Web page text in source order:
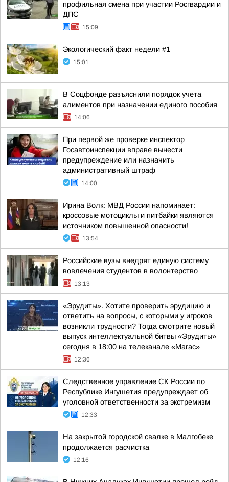
профильная смена при участии Росгвардии и
ДПС
15:09
Экологический факт недели #1
15:01
В Соцфонде разъяснили порядок учета
алиментов при назначении единого пособия
14:06
При первой же проверке инспектор
Госавтоинспекции вправе вынести
предупреждение или назначить
административный штраф
14:00
Ирина Волк: МВД России напоминает:
кроссовые мотоциклы и питбайки являются
источником повышенной опасности!
13:54
Российские вузы внедрят единую систему
вовлечения студентов в волонтерство
13:13
«Эрудиты». Хотите проверить эрудицию и
ответить на вопросы, с которыми у игроков
возникли трудности? Тогда смотрите новый
выпуск интеллектуальной битвы «Эрудиты»
сегодня в 18:00 на телеканале «Магас»
12:36
Следственное управление СК России по
Республике Ингушетия предупреждает об
уголовной ответственности за экстремизм
12:33
На закрытой городской свалке в Малгобеке
продолжается расчистка
12:16